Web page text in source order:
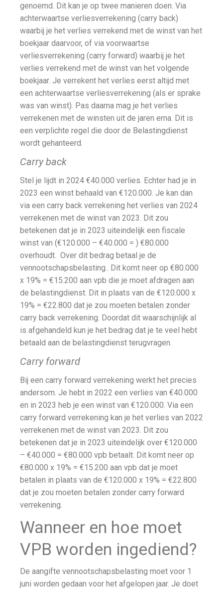
genoemd. Dit kan je op twee manieren doen. Via
achterwaartse verliesverrekening (carry back)
waarbij je het verlies verrekend met de winst van het
boekjaar daarvoor, of via voorwaartse
verliesverrekening (carry forward) waarbij je het
verlies verrekend met de winst van het volgende
boekjaar. Je verrekent het verlies eerst altijd met
een achterwaartse verliesverrekening (als er sprake
was van winst). Pas daarna mag je het verlies
verrekenen met de winsten uit de jaren erna. Dit is
een verplichte regel die door de Belastingdienst
wordt gehanteerd.
Carry back
Stel je lijdt in 2024 €40.000 verlies. Echter had je in
2023 een winst behaald van €120.000. Je kan dan
via een carry back verrekening het verlies van 2024
verrekenen met de winst van 2023. Dit zou
betekenen dat je in 2023 uiteindelijk een fiscale
winst van (€120.000 – €40.000 = ) €80.000
overhoudt. Over dit bedrag betaal je de
vennootschapsbelasting.. Dit komt neer op €80.000
x 19% = €15.200 aan vpb die je moet afdragen aan
de belastingdienst. Dit in plaats van de €120.000 x
19% = €22.800 dat je zou moeten betalen zonder
carry back verrekening. Doordat dit waarschijnlijk al
is afgehandeld kun je het bedrag dat je te veel hebt
betaald aan de belastingdienst terugvragen.
Carry forward
Bij een carry forward verrekening werkt het precies
andersom. Je hebt in 2022 een verlies van €40.000
en in 2023 heb je een winst van €120.000. Via een
carry forward verrekening kan je het verlies van 2022
verrekenen met de winst van 2023. Dit zou
betekenen dat je in 2023 uiteindelijk over €120.000
– €40.000 = €80.000 vpb betaalt. Dit komt neer op
€80.000 x 19% = €15.200 aan vpb dat je moet
betalen in plaats van de €120.000 x 19% = €22.800
dat je zou moeten betalen zonder carry forward
verrekening.
Wanneer en hoe moet
VPB worden ingediend?
De aangifte vennootschapsbelasting moet voor 1
juni worden gedaan voor het afgelopen jaar. Je doet